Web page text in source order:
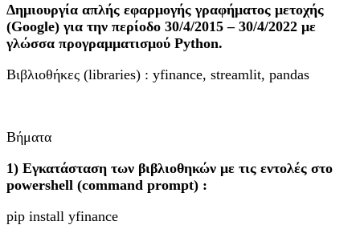
Δημιουργία απλής εφαρμογής γραφήματος μετοχής
(Google) για την περίοδο 30/4/2015 – 30/4/2022 με
γλώσσα προγραμματισμού Python.
Βιβλιοθήκες (libraries) : yfinance, streamlit, pandas
Βήματα
1) Εγκατάσταση των βιβλιοθηκών με τις εντολές στο
powershell (command prompt) :
pip install yfinance